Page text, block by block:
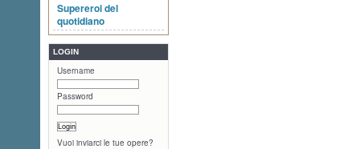
Supereroi del
quotidiano
LOGIN
Username
Password
Vuoi inviarci le tue opere?